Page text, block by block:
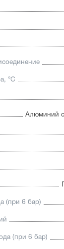
сталь
с
°C
Алюминий
(при 6 бар)
(при 6 бар)